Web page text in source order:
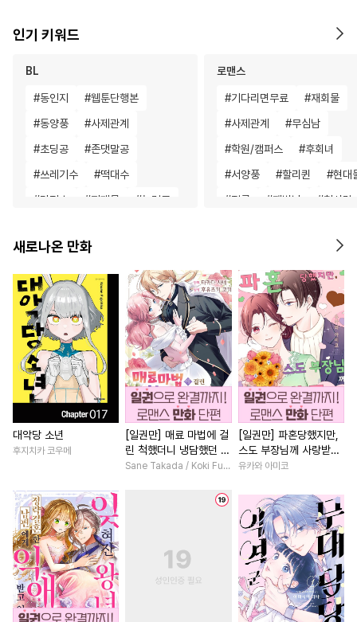
인기 키워드
BL
#동인지 #웹툰단행본
#동양풍 #사제관계
#초딩공 #존댓말공
#쓰레기수 #떡대수
#단정수 #피폐물 #능력공
#츤데레공
#능글수 #페티쉬 #소심수
#하드코어 #도망수
# 사랑꾼공 #명랑수
#연하공 #친구 # 질투
#옴니버스 #안경수
#상처공 #절륜공
# 개그/코믹 #고수위
#미인공 #연상수
#OO버스 #원나잇
#쓰레기공 #연하수
# 상처수 #헌신수
재벌공
#까칠수 #애증관계
#조폭공 #친구>연인
로맨스
#기다리면무료 #재회물
#사제관계 #무심남
#학원/캠퍼스 #후회녀
#서양풍 #할리퀸 #현대
#절륜 #재벌남 #첫사랑
#성장물 #다정남 #회귀
#영혼바뀜 #조신남
#연상연하 #철벽남
능력녀 # 친구>연인
# 역사/시대물 #첫경험
#
성장물 #짝사랑
#
명문세가 #다각관계
#
절륜남 #연애/결혼
#
인외존재 #후회남
고수위 #우정 #복수물
소년 #직진녀 #능욕
친구 #환생물 # 복수
상처녀 # 첫사랑 #게임
새로나온 만화
대악당 소년
후지치카 코우메
[일권만] 매료 마법에 걸
린 척했더니 냉담했던 약
혼자가 맹목적인 사랑꾼Sane Takada / Koki Fuyutsuki
[일권만] 파혼당했지만,
스도 부장님께 사랑받고
있습니다 [단행본]
유카와 아미코